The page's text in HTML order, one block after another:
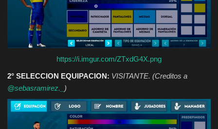
https://i.imgur.com/ZTxdG4X.png
2° SELECCION EQUIPACION: VISITANTE. (Creditos a
@sebasramirez._ )